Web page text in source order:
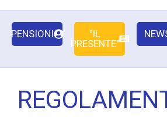
PENSIONI
"IL
PRESENTE"